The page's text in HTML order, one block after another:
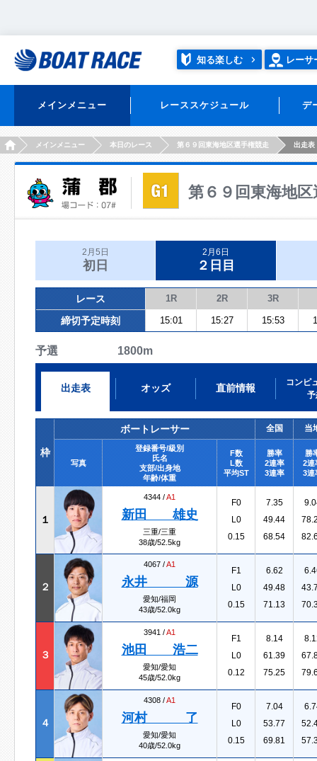
知る楽しむ レーサ
メインメニュー レーススケジュール デ
HOMEメインメニュー 本日のレース 第６９回東海地区選手権競走 出走表
第６９回東海地
2月5日
初日
2月6日
２日目
レース 1R 2R 3R
締切予定時刻 15:01 15:27 15:53
予選 1800m
出走表 オッズ 直前情報
コンピ
予
枠
ボートレーサー 全国 当
写真
登録番号/級別
氏名
支部/出身地
年齢/体重
F数
L数
平均ST
勝率
2連率
3連率
勝
2連
3連
１
4344 /A1
新田 雄史
三重/三重
38歳/52.5kg
F0
L0
0.15
7.35
49.44
68.54
２
4067 /A1
永井 源
愛知/福岡
43歳/52.0kg
F1
L0
0.15
6.62
49.48
71.13
３
3941 /A1
池田 浩二
愛知/愛知
45歳/52.0kg
F1
L0
0.12
8.14
61.39
75.25
４
4308 /A1
河村 了
愛知/愛知
40歳/52.0kg
F0
L0
0.15
7.04
53.77
69.81